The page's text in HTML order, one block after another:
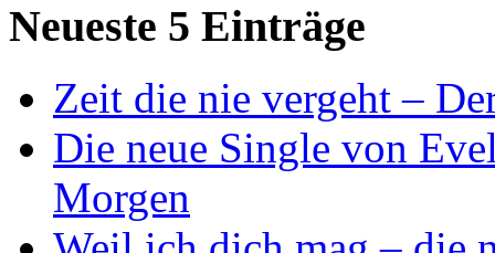
Neueste 5 Einträge
Zeit die nie vergeht –
Die neue Single von
Morgen